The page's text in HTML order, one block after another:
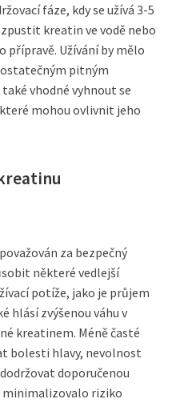
fáze, kdy se užívá 3-5
kreatin ve vodě nebo
přípravě. Užívání by mělo
pitným
vhodné vyhnout se
mohou ovlivnit jeho
za bezpečný
některé vedlejší
potíže, jako je průjem
hlásí zvýšenou váhu v
kreatinem. Méně časté
bolesti hlavy, nevolnost
doporučenou
minimalizovalo riziko